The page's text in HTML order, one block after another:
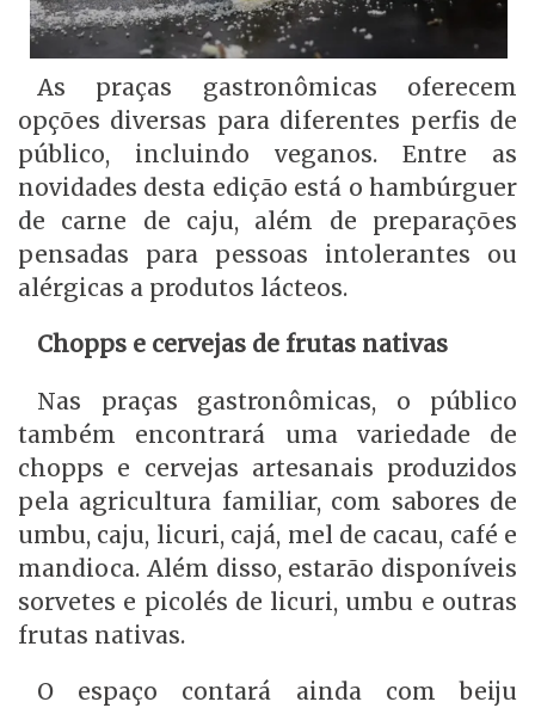
As praças gastronômicas oferecem
opções diversas para diferentes perfis de
público, incluindo veganos. Entre as
novidades desta edição está o hambúrguer
de carne de caju, além de preparações
pensadas para pessoas intolerantes ou
alérgicas a produtos lácteos.
Chopps e cervejas de frutas nativas
Nas praças gastronômicas, o público
também encontrará uma variedade de
chopps e cervejas artesanais produzidos
pela agricultura familiar, com sabores de
umbu, caju, licuri, cajá, mel de cacau, café e
mandioca. Além disso, estarão disponíveis
sorvetes e picolés de licuri, umbu e outras
frutas nativas.
O espaço contará ainda com beiju